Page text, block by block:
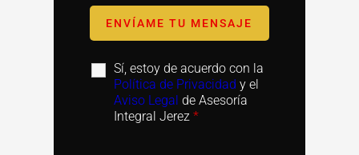
Sí, estoy de acuerdo con la
Política de Privacidad y el
Aviso Legal de Asesoría
Integral Jerez *